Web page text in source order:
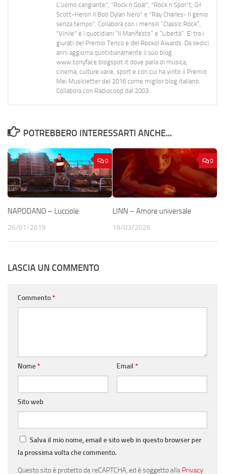
L’uomo cangiante", "Rock n Goal", "Rock n Spor"t, Gil
Scott-Heron Il Bob Dylan Nero" e "Ray Charles- Il genio
senza tempo". Collabora con i mensili “Classic Rock”,
"Vinile" e i quotidiani “Il Manifesto” e “Libertà”. E' tra i
giurati del Premio Tenco e del Rockol Awards. Da sedici
anni aggiorna quotidianamente il suo blog
www.tonyface.blogspot.it dove parla di musica,
cinema, culture varie, sport e con cui ha vinto il Premio
Mei Musicletter del 2016 come miglior blog italiano.
Collabora con Radiocoop dal 2003.
POTREBBERO INTERESSARTI ANCHE...
0
NAPODANO – Lucciole
26/01/2019
0
LINN – Amore universale
18/03/2026
LASCIA UN COMMENTO
Commento*
Nome* Email *
Sito web
Salva il mio nome, email e sito web in questo browser per
la prossima volta che commento.
Questo sito è protetto da reCAPTCHA, ed è soggetto alla Privacy